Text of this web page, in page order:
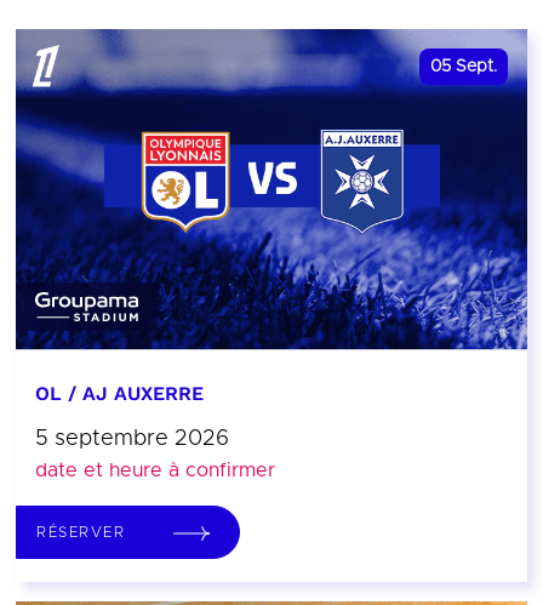
05 Sept.
OL / AJ AUXERRE
5 septembre 2026
date et heure à confirmer
RÉSERVER